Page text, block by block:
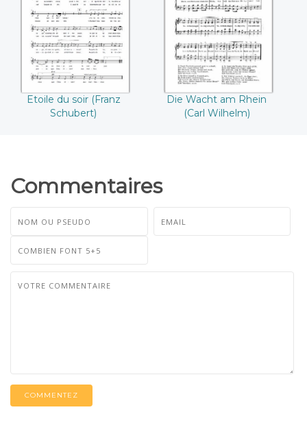
(Franz Schubert)
Etoile du soir (Franz
Schubert)
Rhein (Carl
Wilhelm)
Die Wacht am Rhein
(Carl Wilhelm)
Commentaires
COMMENTEZ